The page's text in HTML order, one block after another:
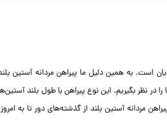
است. به همین دلیل ما پیراهن مردانه آستین
در نظر بگیریم. این نوع پیراهن با طول بلند
مردانه آستین بلند از گذشته‌های دور تا به